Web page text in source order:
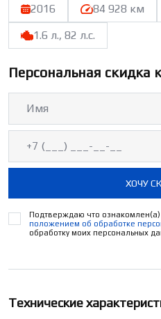
2016 84 928 км
1.6 л., 82 л.с.
Персональная
ХОЧУ
Подтверждаю что ознакомлен(а)
положением об обработке
обработку моих персональных
Технические